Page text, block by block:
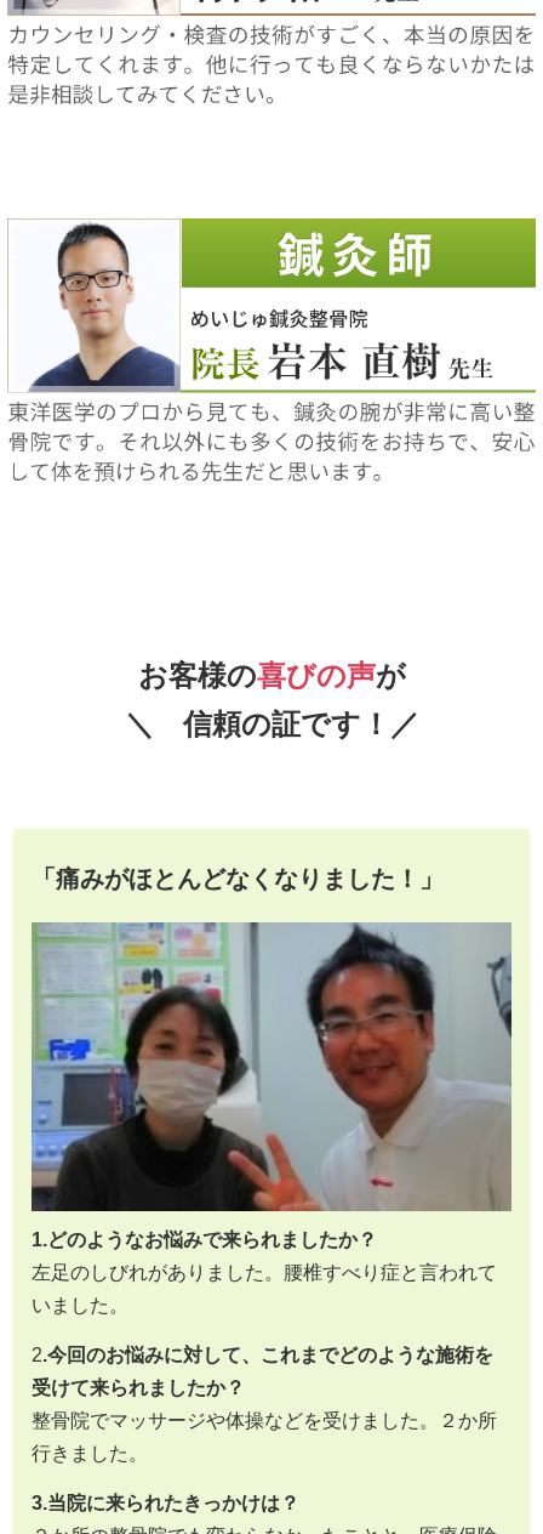
お客様の喜びの声が
＼ 信頼の証です！／
「痛みがほとんどなくなりました！」
1.どのようなお悩みで来られましたか？
左足のしびれがありました。腰椎すべり症と言われて
いました。
2.今回のお悩みに対して、これまでどのような施術を
受けて来られましたか？
整骨院でマッサージや体操などを受けました。２か所
行きました。
3.当院に来られたきっかけは？